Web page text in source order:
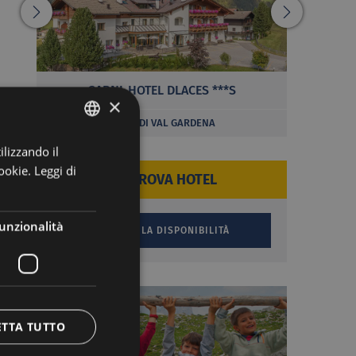
GARNI-HOTEL DLACES ***S
SELVA DI VAL GARDENA
TROVA HOTEL
GERMAN
×
il
Leggi di
TUTTO